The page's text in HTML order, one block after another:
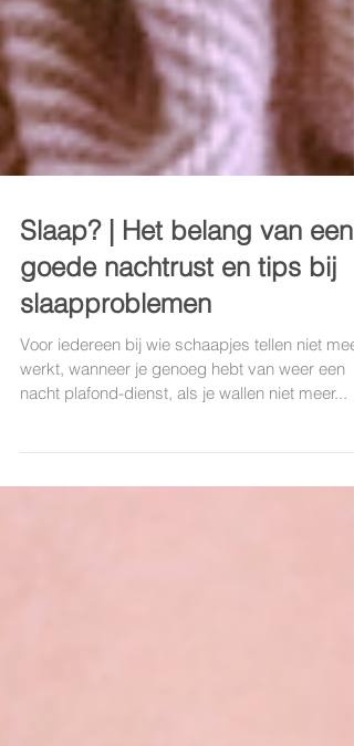
Slaap? | Het belang van een
goede nachtrust en tips bij
slaapproblemen
Voor iedereen bij wie schaapjes tellen niet meer
werkt, wanneer je genoeg hebt van weer een